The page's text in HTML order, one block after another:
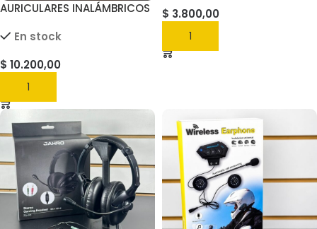
AURICULARES INALÁMBRICOS
En stock
$ 10.200,00
AGREGAR
$ 3.800,00
AGREGAR